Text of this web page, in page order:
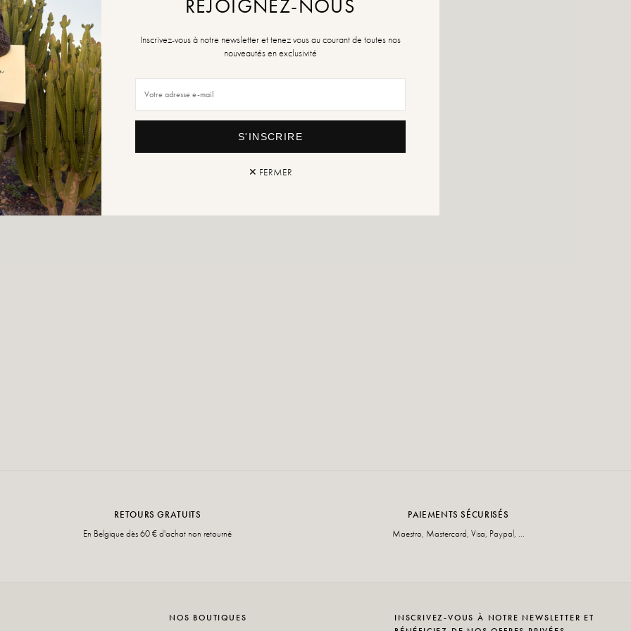
RETOURS GRATUITS
En Belgique dès 60 € d'achat non retourné
PAIEMENTS SÉCURISÉS
Maestro, Mastercard, Visa, Paypal, ...
NOS BOUTIQUES
INSCRIVEZ-VOUS À NOTRE NEWSLETTER ET
REJOIGNEZ-NOUS
Inscrivez-vous à notre newsletter et tenez vous au courant de toutes nos
nouveautés en exclusivité
S'INSCRIRE
✕ FERMER